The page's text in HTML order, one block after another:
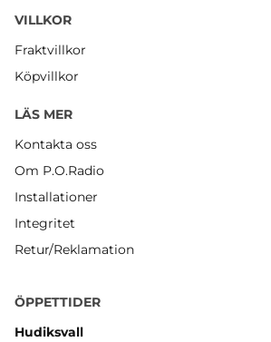
VILLKOR
Fraktvillkor
Köpvillkor
LÄS MER
Kontakta oss
Om P.O.Radio
Installationer
Integritet
Retur/Reklamation
ÖPPETTIDER
Hudiksvall